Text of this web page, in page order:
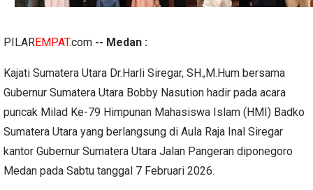
PILAREMPAT.com -- Medan :
Kajati Sumatera Utara Dr.Harli Siregar, SH.,M.Hum bersama
Gubernur Sumatera Utara Bobby Nasution hadir pada acara
puncak Milad Ke-79 Himpunan Mahasiswa Islam (HMI) Badko
Sumatera Utara yang berlangsung di Aula Raja Inal Siregar
kantor Gubernur Sumatera Utara Jalan Pangeran diponegoro
Medan pada Sabtu tanggal 7 Februari 2026.